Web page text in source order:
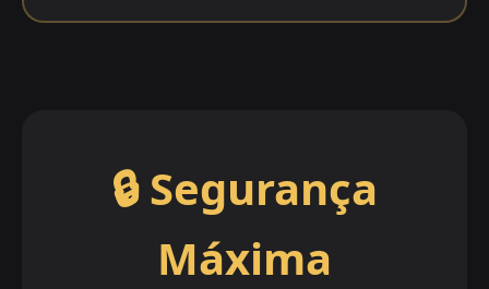
🔒 Segurança
Máxima